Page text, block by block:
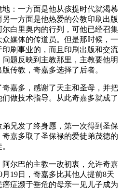
：一方面是他从孩提时代就渴慕
一方面是他热爱的公教印刷出版
白里奥内的行列，可他已经召集
媒体的传道员。但是那时候，一
刷事业的，而且印刷出版和交流
题反映到主教那里，主教要他明
传教，奇嘉多选择了后者。
嘉多，感谢了天主和圣母，并把
做技术指导。从此奇嘉多就成了
弟兄发了终身愿，第一次得到圣保
嘉多取了圣保禄的爱徒弟茂德的
尔巴的主教一改初衷，允许奇嘉
19日，奇嘉多比其他人提前8天
症濒于垂危的母亲一见儿子成为